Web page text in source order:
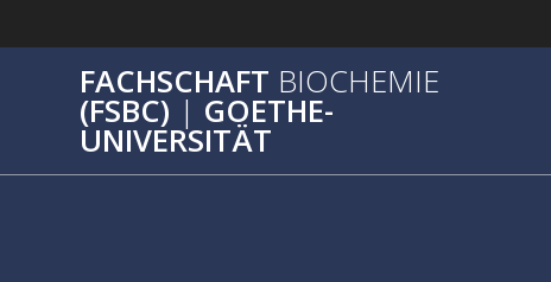
Inhalt
FACHSCHAFT BIOCHEMIE
(FSBC) | GOETHE-
UNIVERSITÄT